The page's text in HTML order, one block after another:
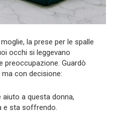
la prese per le spalle
occhi si leggevano
preoccupazione. Guardò
con decisione:
a questa donna,
e sta soffrendo.